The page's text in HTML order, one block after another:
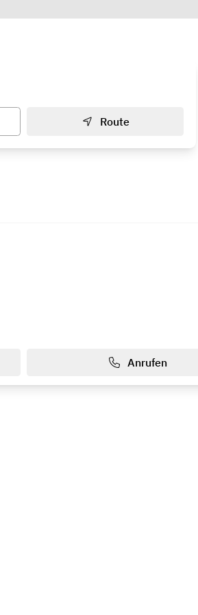
Route
Anrufen